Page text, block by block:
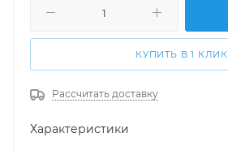
КУПИТЬ В 1 КЛИК
Рассчитать доставку
Характеристики